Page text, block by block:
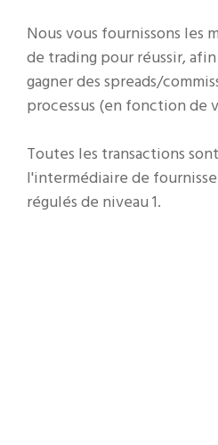
Nous vous fournissons les
de trading pour réussir,
gagner des spreads/
processus (en fonction de
Toutes les transactions
l'intermédiaire de
régulés de niveau 1.